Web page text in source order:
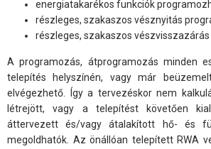
energiatakarékos funkciók
részleges, szakaszos vésznyitás
részleges, szakaszos
A programozás, átprogramozás minden
telepítés helyszínén, vagy már
elvégezhető. Így a tervezéskor nem
létrejött, vagy a telepítést követően
áttervezett és/vagy átalakított hő- és
megoldhatók. Az önállóan telepített RWA